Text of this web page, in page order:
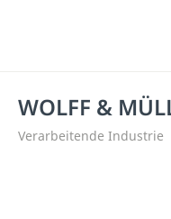
WOLFF &
Verarbeitende Industrie